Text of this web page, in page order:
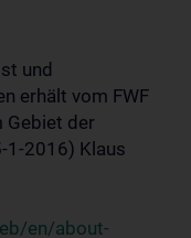
und
erhält vom FWF
Gebiet der
1-2016) Klaus
en/about-